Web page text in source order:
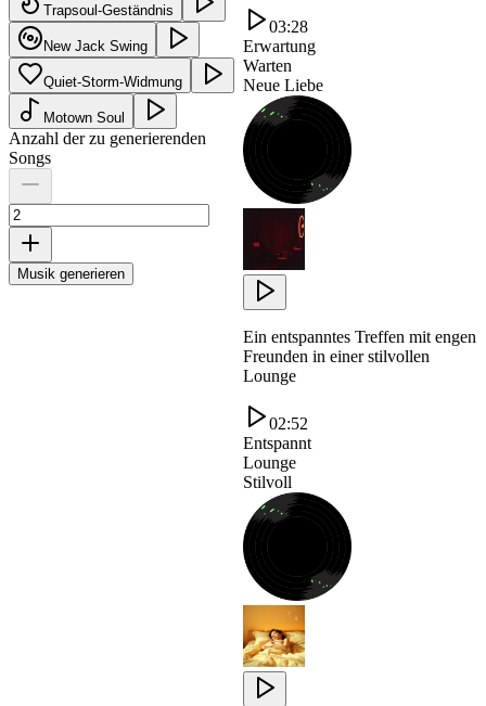
Trapsoul-Geständnis
New Jack Swing
Quiet-Storm-Widmung
Motown Soul
Anzahl der zu generierenden
Songs
Musik generieren
03:28
Erwartung
Warten
Neue Liebe
Ein entspanntes Treffen mit engen
Freunden in einer stilvollen
Lounge
02:52
Entspannt
Lounge
Stilvoll